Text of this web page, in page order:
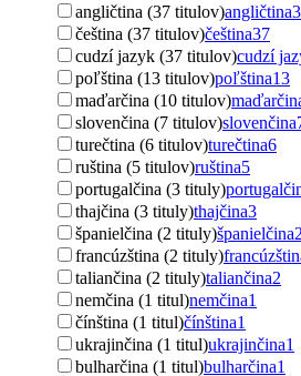
angličtina (37 titulov)angličtina
čeština (37 titulov)čeština37
cudzí jazyk (37 titulov)cudzí
poľština (13 titulov)poľština13
maďarčina (10 titulov)
slovenčina (7 titulov)slovenčina
turečtina (6 titulov)turečtina6
ruština (5 titulov)ruština5
portugalčina (3 tituly)
thajčina (3 tituly)thajčina3
španielčina (2 tituly)španielčina2
francúzština (2 tituly)
taliančina (2 tituly)taliančina2
nemčina (1 titul)nemčina1
čínština (1 titul)čínština1
ukrajinčina (1 titul)ukrajinčina1
bulharčina (1 titul)bulharčina1